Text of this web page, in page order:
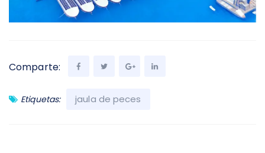
Comparte:
Etiquetas: jaula de peces